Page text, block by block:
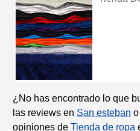
¿No has encontrado lo que
las reviews en San esteban
opiniones de Tienda de ropa